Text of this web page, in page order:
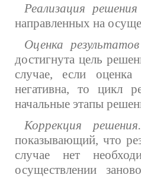
Реализация решения
направленных на
Оценка результатов
достигнута цель
случае, если
негативна, то цикл
начальные этапы
Коррекция решения.
показывающий, что
случае нет
осуществлении